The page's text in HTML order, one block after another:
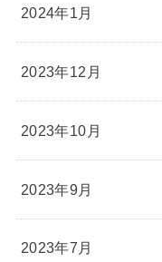
2024年1月
2023年12月
2023年10月
2023年9月
2023年7月